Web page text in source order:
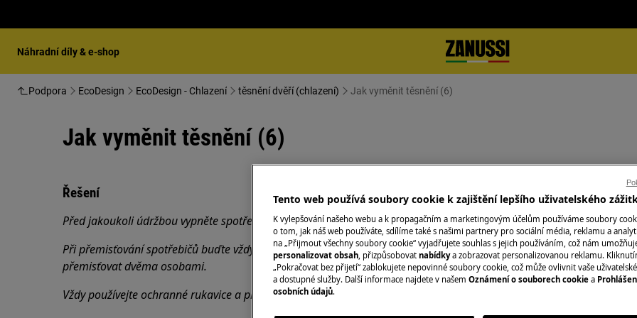
Náhradní díly & e-shop
Podpora EcoDesign EcoDesign - Chlazení těsnění dvěří (chlazení) Jak vyměnit těsnění (6)
Jak vyměnit těsnění (6)
Řešení
Před jakoukoli údržbou vypněte spotřebič a vytáhněte zástrčku ze zásuvky.
Při přemisťování spotřebičů buďte vždy opatrní, u těžkých spotřebičů je nutné jej
přemisťovat dvěma osobami.
Vždy používejte ochranné rukavice a přiloženou obuv.
Tento web používá soubory cookie k zajištění lepšího uživatelského
K vylepšování našeho webu a k propagačním a marketingovým účelům používáme soubory
o tom, jak náš web používáte, sdílíme také s našimi partnery pro sociální média, reklamu a
na „Přijmout všechny soubory cookie“ vyjadřujete souhlas s jejich používáním, což nám
personalizovat obsah , přizpůsobovat nabídkya zobrazovat personalizovanou reklamu.
„Pokračovat bez přijetí“ zablokujete nepovinné soubory cookie, což může ovlivnit vaše
a dostupné služby. Další informace najdete v našem Oznámení o souborech cookie a
osobních údajů.